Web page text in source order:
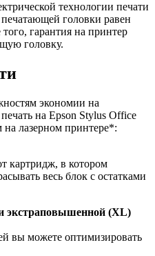
технологии печати
головки равен
гарантия на принтер
головку.
экономии на
на Epson Stylus Office
лазерном принтере*:
картридж, в котором
весь блок с остатками
экстраповышенной (XL)
вы можете оптимизировать